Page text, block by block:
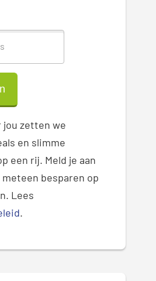
jou zetten we
en slimme
een rij. Meld je aan
besparen op
Lees
.